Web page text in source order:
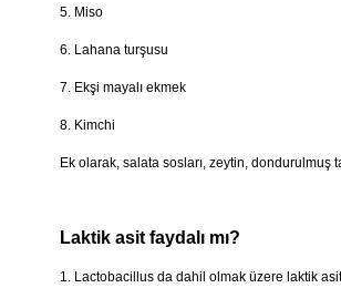
5. Miso
6. Lahana turşusu
7. Ekşi mayalı ekmek
8. Kimchi
Ek olarak, salata sosları, zeytin, dondurulmuş
Laktik asit faydalı mı?
1. Lactobacillus da dahil olmak üzere laktik